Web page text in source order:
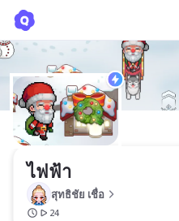
ไฟฟ้า
สุทธิชัย เชื่อ
24